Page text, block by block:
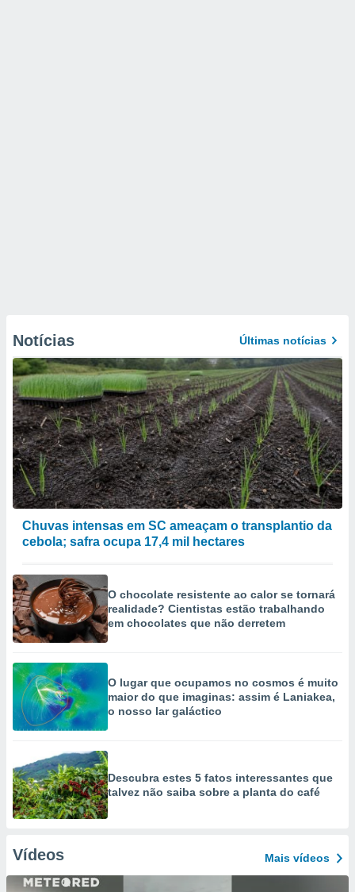
Notícias Últimas notícias
Chuvas intensas em SC ameaçam o transplantio da
cebola; safra ocupa 17,4 mil hectares
O chocolate resistente ao calor se tornará
realidade? Cientistas estão trabalhando
em chocolates que não derretem
O lugar que ocupamos no cosmos é muito
maior do que imaginas: assim é Laniakea,
o nosso lar galáctico
Descubra estes 5 fatos interessantes que
talvez não saiba sobre a planta do café
Vídeos Mais vídeos